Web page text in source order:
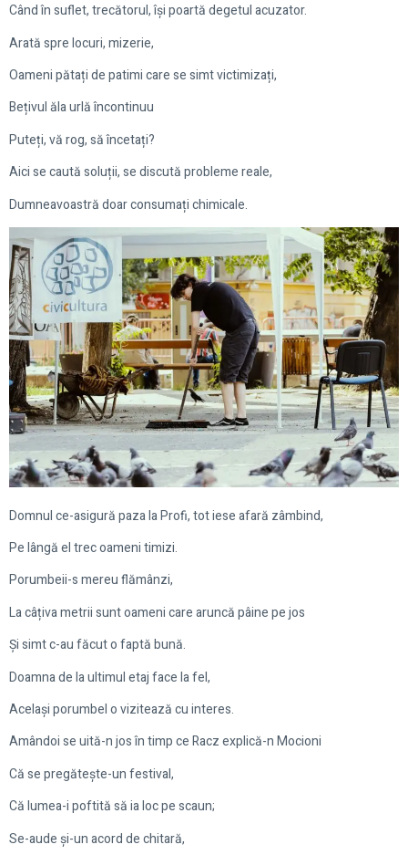
Când în suflet, trecătorul, își poartă degetul acuzator.
Arată spre locuri, mizerie,
Oameni pătați de patimi care se simt victimizați,
Bețivul ăla urlă încontinuu
Puteți, vă rog, să încetați?
Aici se caută soluții, se discută probleme reale,
Dumneavoastră doar consumați chimicale.
Domnul ce-asigură paza la Profi, tot iese afară zâmbind,
Pe lângă el trec oameni timizi.
Porumbeii-s mereu flămânzi,
La câțiva metrii sunt oameni care aruncă pâine pe jos
Și simt c-au făcut o faptă bună.
Doamna de la ultimul etaj face la fel,
Același porumbel o vizitează cu interes.
Amândoi se uită-n jos în timp ce Racz explică-n Mocioni
Că se pregătește-un festival,
Că lumea-i poftită să ia loc pe scaun;
Se-aude și-un acord de chitară,